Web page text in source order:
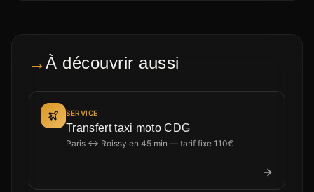
→À découvrir aussi
SERVICE
Transfert taxi moto CDG
Paris ↔ Roissy en 45 min — tarif fixe 110€